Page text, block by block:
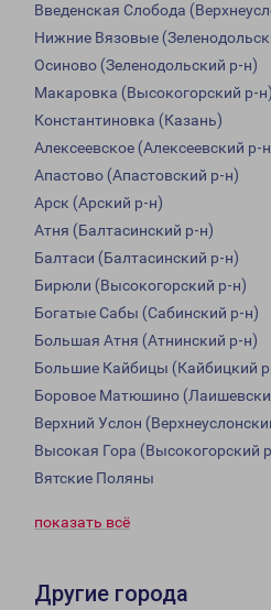
Введенская Слобода
Нижние Вязовые
Осиново (Зеленодольский р-н)
Макаровка (Высокогорский р-н)
Константиновка (Казань)
Алексеевское (Алексеевский р-
Апастово (Апастовский р-н)
Арск (Арский р-н)
Атня (Балтасинский р-н)
Балтаси (Балтасинский р-н)
Бирюли (Высокогорский р-н)
Богатые Сабы (Сабинский р-н)
Большая Атня (Атнинский р-н)
Большие Кайбицы (Кайбицкий
Боровое Матюшино
Верхний Услон
Высокая Гора (Высокогорский
Вятские Поляны
показать всё
Другие города